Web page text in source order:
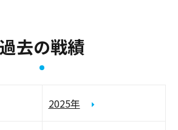
過去の戦績
2025年